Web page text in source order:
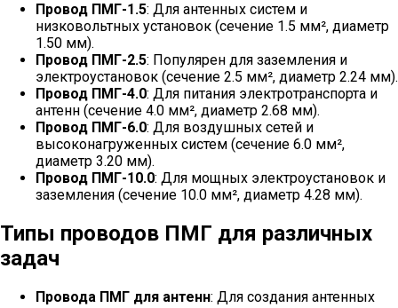
Провод ПМГ-1.5: Для антенных систем и
низковольтных установок (сечение 1.5 мм², диаметр
1.50 мм).
Провод ПМГ-2.5: Популярен для заземления и
электроустановок (сечение 2.5 мм², диаметр 2.24 мм).
Провод ПМГ-4.0: Для питания электротранспорта и
антенн (сечение 4.0 мм², диаметр 2.68 мм).
Провод ПМГ-6.0: Для воздушных сетей и
высоконагруженных систем (сечение 6.0 мм²,
диаметр 3.20 мм).
Провод ПМГ-10.0: Для мощных электроустановок и
заземления (сечение 10.0 мм², диаметр 4.28 мм).
Типы проводов ПМГ для различных
задач
Провода ПМГ для антенн: Для создания антенных